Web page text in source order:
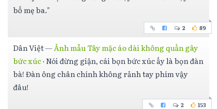
bố mẹ ba."
2 89
Dân Việt—Ảnh mẫu Tây mặc áo dài không quần gây
bức xúc·Nói đừng giận, cái bọn bức xúc ấy là bọn đàn
bà! Đàn ông chân chính không rảnh tay phím vậy
đâu!
2 153